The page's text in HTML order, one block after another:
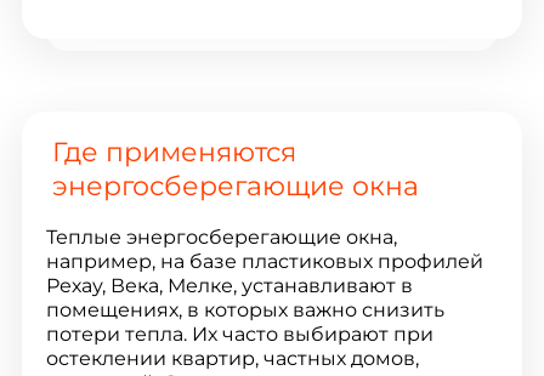
Где применяются
энергосберегающие окна
Теплые энергосберегающие окна,
например, на базе пластиковых профилей
Рехау, Века, Мелке, устанавливают в
помещениях, в которых важно снизить
потери тепла. Их часто выбирают при
остеклении квартир, частных домов,